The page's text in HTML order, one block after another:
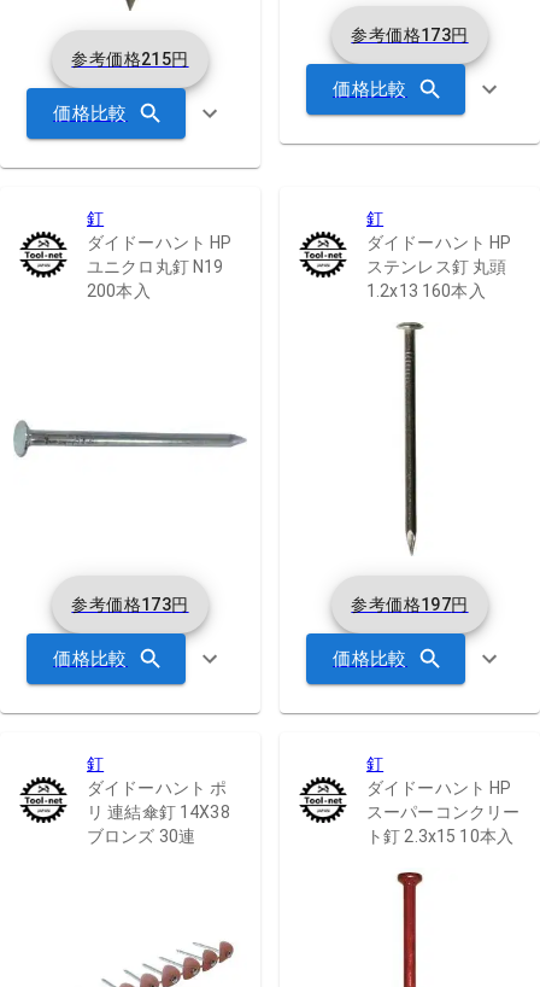
参考価格215円
価格比較
参考価格173円
価格比較
釘
ダイドーハント HP
ユニクロ丸釘 N19
200本入
参考価格173円
価格比較
釘
ダイドーハント HP
ステンレス釘 丸頭
1.2x13 160本入
参考価格197円
価格比較
釘
ダイドーハント ポ
リ 連結傘釘 14X38
ブロンズ 30連
釘
ダイドーハント HP
スーパーコンクリー
ト釘 2.3x15 10本入